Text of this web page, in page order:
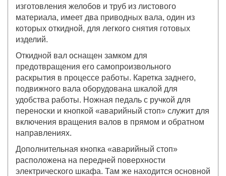
изготовления желобов и труб из листового
материала, имеет два приводных вала, один из
которых откидной, для легкого снятия готовых
изделий.
Откидной вал оснащен замком для
предотвращения его самопроизвольного
раскрытия в процессе работы. Каретка заднего,
подвижного вала оборудована шкалой для
удобства работы. Ножная педаль с ручкой для
переноски и кнопкой «аварийный стоп» служит для
включения вращения валов в прямом и обратном
направлениях.
Дополнительная кнопка «аварийный стоп»
расположена на передней поверхности
электрического шкафа. Там же находится основной